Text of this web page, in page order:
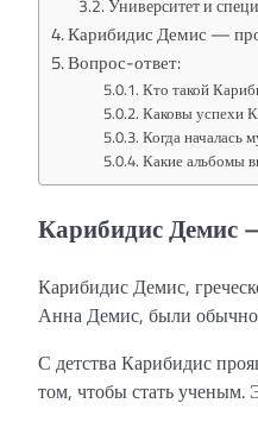
Университет и
Карибидис Демис —
Вопрос-ответ:
Кто такой
Каковы успехи
Когда началась
Какие альбомы
Карибидис Демис
Карибидис Демис,
Анна Демис, были
С детства Карибидис
том, чтобы стать ученым.